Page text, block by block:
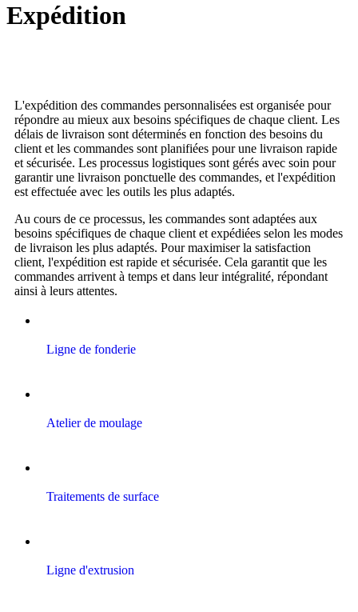
Expédition
L'expédition des commandes personnalisées est organisée pour
répondre au mieux aux besoins spécifiques de chaque client. Les
délais de livraison sont déterminés en fonction des besoins du
client et les commandes sont planifiées pour une livraison rapide
et sécurisée. Les processus logistiques sont gérés avec soin pour
garantir une livraison ponctuelle des commandes, et l'expédition
est effectuée avec les outils les plus adaptés.
Au cours de ce processus, les commandes sont adaptées aux
besoins spécifiques de chaque client et expédiées selon les modes
de livraison les plus adaptés. Pour maximiser la satisfaction
client, l'expédition est rapide et sécurisée. Cela garantit que les
commandes arrivent à temps et dans leur intégralité, répondant
ainsi à leurs attentes.
Ligne de fonderie
Atelier de moulage
Traitements de surface
Ligne d'extrusion